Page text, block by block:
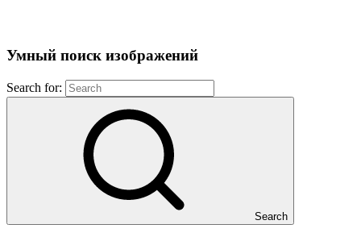
Умный поиск изображений
Search for:
Search